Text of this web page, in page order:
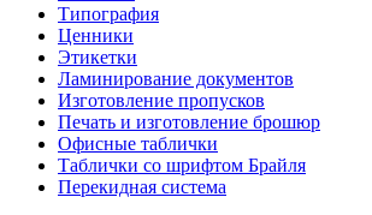
Типография
Ценники
Этикетки
Ламинирование документов
Изготовление пропусков
Печать и изготовление брошюр
Офисные таблички
Таблички со шрифтом Брайля
Перекидная система